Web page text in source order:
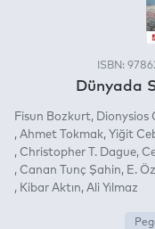
ISBN:
Dünyada
Fisun Bozkurt Dionysios
Ahmet Tokmak Yiğit
Christopher T. Dague
Canan Tunç Şahin
E.
Kibar Aktın Ali Yılmaz